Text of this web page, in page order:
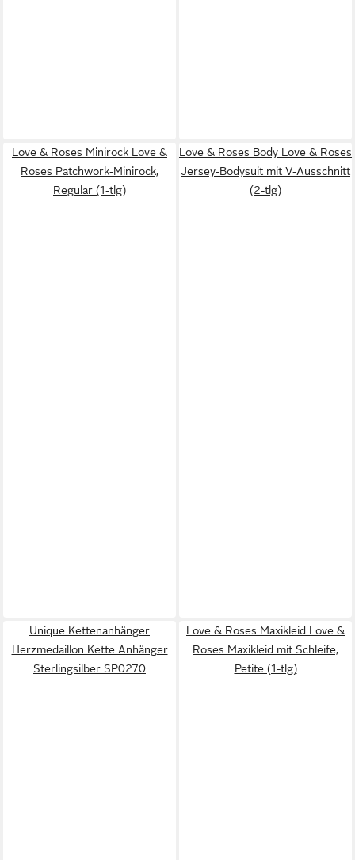
Love & Roses Minirock Love &
Roses Patchwork-Minirock,
Regular (1-tlg)
Love & Roses Body Love & Roses
Jersey-Bodysuit mit V-Ausschnitt
(2-tlg)
Unique Kettenanhänger
Herzmedaillon Kette Anhänger
Sterlingsilber SP0270
Love & Roses Maxikleid Love &
Roses Maxikleid mit Schleife,
Petite (1-tlg)